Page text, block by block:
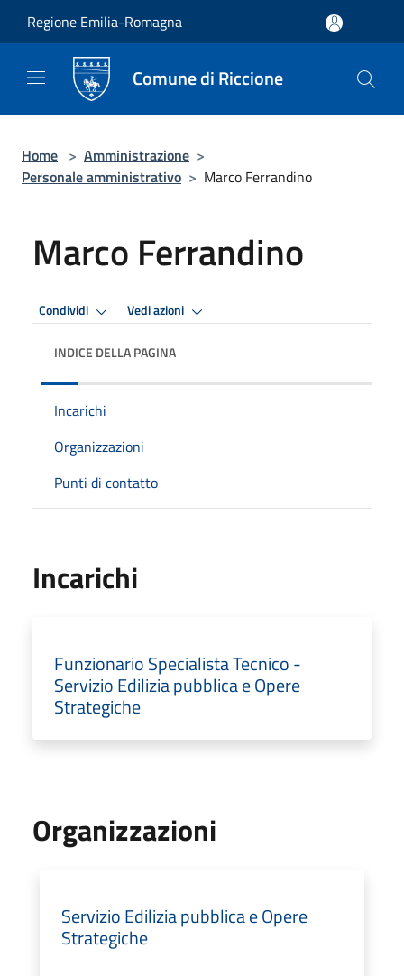
Regione Emilia-Romagna
Comune di Riccione
Home > Amministrazione >
Personale amministrativo > Marco Ferrandino
Marco Ferrandino
Condividi Vedi azioni
INDICE DELLA PAGINA
Incarichi
Organizzazioni
Punti di contatto
Incarichi
Funzionario Specialista Tecnico -
Servizio Edilizia pubblica e Opere
Strategiche
Organizzazioni
Servizio Edilizia pubblica e Opere
Strategiche